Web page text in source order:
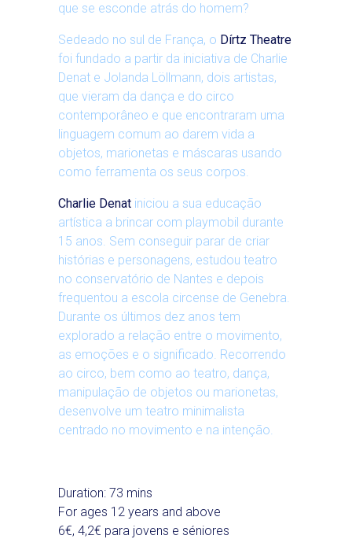
que se esconde atrás do homem?
Sedeado no sul de França, o Dírtz Theatre
foi fundado a partir da iniciativa de Charlie
Denat e Jolanda Löllmann, dois artistas,
que vieram da dança e do circo
contemporâneo e que encontraram uma
linguagem comum ao darem vida a
objetos, marionetas e máscaras usando
como ferramenta os seus corpos.
Charlie Denat iniciou a sua educação
artística a brincar com playmobil durante
15 anos. Sem conseguir parar de criar
histórias e personagens, estudou teatro
no conservatório de Nantes e depois
frequentou a escola circense de Genebra.
Durante os últimos dez anos tem
explorado a relação entre o movimento,
as emoções e o significado. Recorrendo
ao circo, bem como ao teatro, dança,
manipulação de objetos ou marionetas,
desenvolve um teatro minimalista
centrado no movimento e na intenção.
Duration: 73 mins
For ages 12 years and above
6€, 4,2€ para jovens e séniores